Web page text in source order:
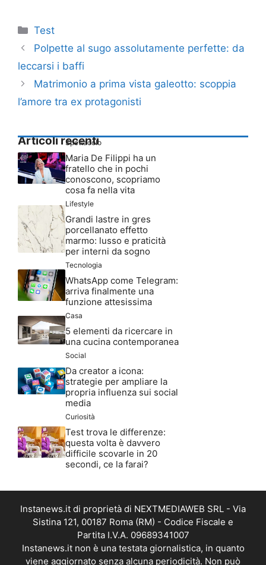
Categorie
Test
Polpette al sugo assolutamente perfette: da
leccarsi i baffi
Matrimonio a prima vista galeotto: scoppia
l’amore tra ex protagonisti
Articoli recenti
Spettacolo
Maria De Filippi ha un
fratello che in pochi
conoscono, scopriamo
cosa fa nella vita
Lifestyle
Grandi lastre in gres
porcellanato effetto
marmo: lusso e praticità
per interni da sogno
Tecnologia
WhatsApp come Telegram:
arriva finalmente una
funzione attesissima
Casa
5 elementi da ricercare in
una cucina contemporanea
Social
Da creator a icona:
strategie per ampliare la
propria influenza sui social
media
Curiosità
Test trova le differenze:
questa volta è davvero
difficile scovarle in 20
secondi, ce la farai?
Instanews.it di proprietà di NEXTMEDIAWEB SRL - Via
Sistina 121, 00187 Roma (RM) - Codice Fiscale e
Partita I.V.A. 09689341007
Instanews.it non è una testata giornalistica, in quanto
viene aggiornato senza alcuna periodicità. Non può